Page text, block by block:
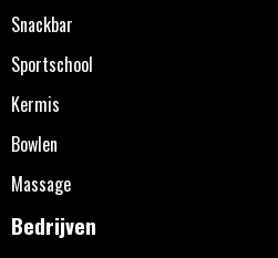
Snackbar
Sportschool
Kermis
Bowlen
Massage
Bedrijven